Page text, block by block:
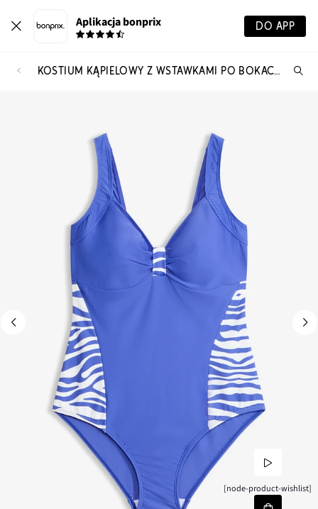
Aplikacja bonprix DO APP
KOSTIUM KĄPIELOWY Z WSTAWKAMI PO BOKACH
[node-product-wishlist]